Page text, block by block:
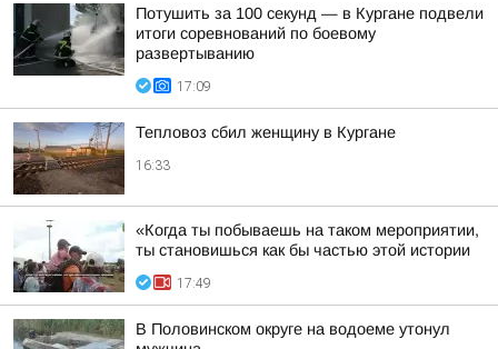
Потушить за 100 секунд — в Кургане подвели
итоги соревнований по боевому
развертыванию
17:09
Тепловоз сбил женщину в Кургане
16:33
«Когда ты побываешь на таком мероприятии,
ты становишься как бы частью этой истории
17:49
В Половинском округе на водоеме утонул